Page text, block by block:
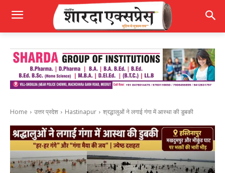
Home उत्तर प्रदेश Hastinapur श्रद्धालुओं ने लगाई गंगा में आस्था की डुबकी